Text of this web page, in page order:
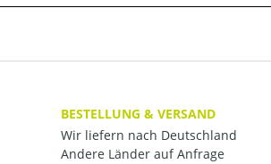
BESTELLUNG & VERSAND
Wir liefern nach Deutschland
Andere Länder auf Anfrage